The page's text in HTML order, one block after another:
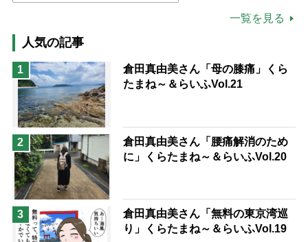
高木ブー
ケアマネジャー
猫が母になつきません
息子の遠距離介護サバイバル術
兄がボケました
予防法
一覧を見る
人気の記事
1
倉田真由美さん「母の膝痛」くら
たまね～＆らいふVol.21
2
倉田真由美さん「腰痛解消のため
に」くらたまね～＆らいふVol.20
3
倉田真由美さん「無料の東京湾巡
り」くらたまね～＆らいふVol.19